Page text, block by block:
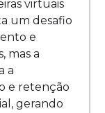
virtuais
um desafio
e
mas a
a
e retenção
gerando